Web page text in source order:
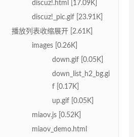
discuz!.html [17.09K]
discuz!_pic.gif [23.91K]
播放列表收缩展开 [2.61K]
images [0.26K]
down.gif [0.05K]
down_list_h2_bg.gi
f [0.17K]
up.gif [0.05K]
miaov.js [0.52K]
miaov_demo.html